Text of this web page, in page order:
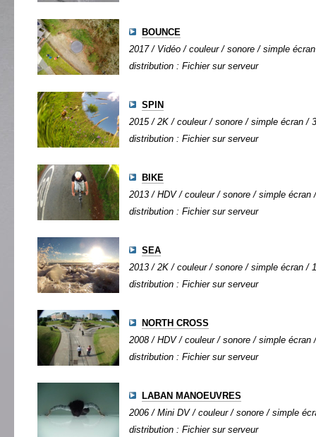
BOUNCE
2017 / Vidéo / couleur / sonore / simple
distribution : Fichier sur serveur
SPIN
2015 / 2K / couleur / sonore / simple écran /
distribution : Fichier sur serveur
BIKE
2013 / HDV / couleur / sonore / simple écran
distribution : Fichier sur serveur
SEA
2013 / 2K / couleur / sonore / simple écran /
distribution : Fichier sur serveur
NORTH CROSS
2008 / HDV / couleur / sonore / simple écran
distribution : Fichier sur serveur
LABAN MANOEUVRES
2006 / Mini DV / couleur / sonore / simple
distribution : Fichier sur serveur